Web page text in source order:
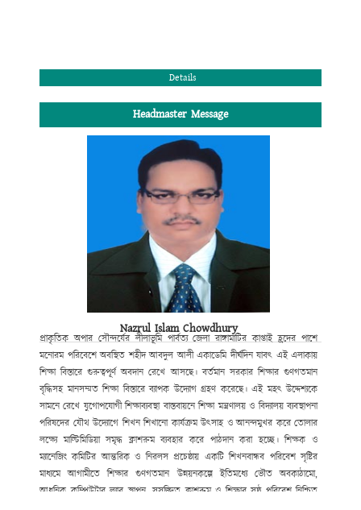
Details
Headmaster Message
Nazrul Islam Chowdhury
প্রাকৃতিক অপার সৌন্দর্যের লীলাভূমি পার্বত্য জেলা রাঙ্গামাটির কাপ্তাই হ্রদের পাশে
মনোরম পরিবেশে অবস্থিত শহীদ আবদুল আলী একাডেমি দীর্ঘদিন যাবৎ এই এলাকায়
শিক্ষা বিস্তারে গুরুত্বপূর্ণ অবদান রেখে আসছে। বর্তমান সরকার শিক্ষার গুণগতমান
বৃদ্ধিসহ মানসম্মত শিক্ষা বিস্তারে ব্যাপক উদ্যোগ গ্রহণ করেছে। এই মহৎ উদ্দেশ্যকে
সামনে রেখে যুগোপযোগী শিক্ষাব্যবস্থা বাস্তবায়নে শিক্ষা মন্ত্রণালয় ও বিদ্যালয় ব্যবস্থাপনা
পরিষদের যৌথ উদ্যোগে শিখন শিখানো কার্যক্রম উৎসাহ ও আনন্দমুখর করে তোলার
লক্ষ্যে মাল্টিমিডিয়া সমৃদ্ধ ক্লাশরুম ব্যবহার করে পাঠদান করা হচ্ছে। শিক্ষক ও
ম্যানেজিং কমিটির আন্তরিক ও নিরলস প্রচেষ্ঠায় একটি শিখনবান্ধব পরিবেশ সৃষ্টির
মাধ্যমে আগামীতে শিক্ষার গুণগতমান উন্নয়নকল্পে ইতিমধ্যে ভৌত অবকাঠামো,
আধুনিক কম্পিউটার ল্যাব স্থাপন,সুসজ্জিত ক্লাশরুম ও শিক্ষার সুষ্ঠু পরিবেশ নিশ্চিত